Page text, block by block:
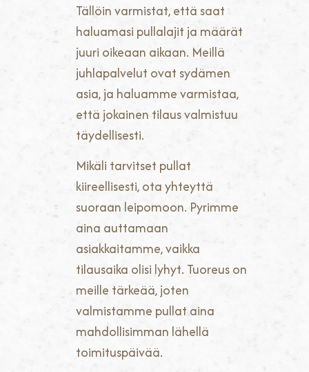
Tällöin varmistat, että saat
haluamasi pullalajit ja määrät
juuri oikeaan aikaan. Meillä
juhlapalvelut ovat sydämen
asia, ja haluamme varmistaa,
että jokainen tilaus valmistuu
täydellisesti.
Mikäli tarvitset pullat
kiireellisesti, ota yhteyttä
suoraan leipomoon. Pyrimme
aina auttamaan
asiakkaitamme, vaikka
tilausaika olisi lyhyt. Tuoreus on
meille tärkeää, joten
valmistamme pullat aina
mahdollisimman lähellä
toimituspäivää.